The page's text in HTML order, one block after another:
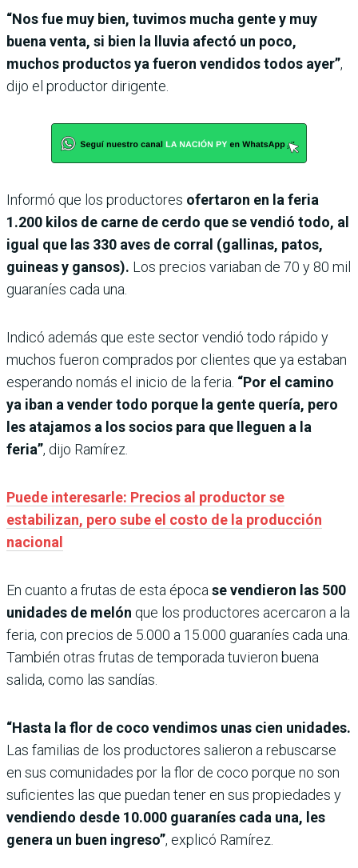
“Nos fue muy bien, tuvimos mucha gente y muy
buena venta, si bien la lluvia afectó un poco,
muchos productos ya fueron vendidos todos ayer”,
dijo el productor dirigente.
Informó que los productores ofertaron en la feria
1.200 kilos de carne de cerdo que se vendió todo, al
igual que las 330 aves de corral (gallinas, patos,
guineas y gansos). Los precios variaban de 70 y 80 mil
guaraníes cada una.
Indicó además que este sector vendió todo rápido y
muchos fueron comprados por clientes que ya estaban
esperando nomás el inicio de la feria. “Por el camino
ya iban a vender todo porque la gente quería, pero
les atajamos a los socios para que lleguen a la
feria”, dijo Ramírez.
Puede interesarle: Precios al productor se
estabilizan, pero sube el costo de la producción
nacional
En cuanto a frutas de esta época se vendieron las 500
unidades de melón que los productores acercaron a la
feria, con precios de 5.000 a 15.000 guaraníes cada una.
También otras frutas de temporada tuvieron buena
salida, como las sandías.
“Hasta la flor de coco vendimos unas cien unidades.
Las familias de los productores salieron a rebuscarse
en sus comunidades por la flor de coco porque no son
suficientes las que puedan tener en sus propiedades y
vendiendo desde 10.000 guaraníes cada una, les
genera un buen ingreso”, explicó Ramírez.